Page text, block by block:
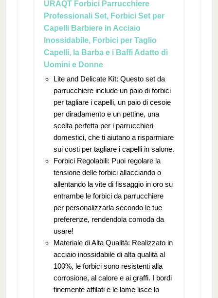
URAQT Forbici Parrucchiere
Professionali Set, Forbici Set per
Capelli Barbiere in Acciaio
Inossidabile, Forbici per Taglio
Capelli, la Barba e i Baffi Adatto di
Uomini e Donne
Lite and Delicate Kit: Questo set da
parrucchiere include un paio di forbici
per tagliare i capelli, un paio di cesoie
per diradamento e un pettine, una
scelta perfetta per i parrucchieri
domestici, che ti aiutano a risparmiare
sui costi per tagliare i capelli in salone.
Forbici Regolabili: Puoi regolare la
tensione delle forbici allacciando o
allentando la vite di fissaggio in oro su
entrambe le forbici da parrucchiere
per personalizzarla secondo le tue
preferenze, rendendola comoda da
usare!
Materiale di Alta Qualità: Realizzato in
acciaio inossidabile di alta qualità al
100%, le forbici sono resistenti alla
corrosione, al calore e ai graffi. I bordi
finemente affilati e le lame lisce lo